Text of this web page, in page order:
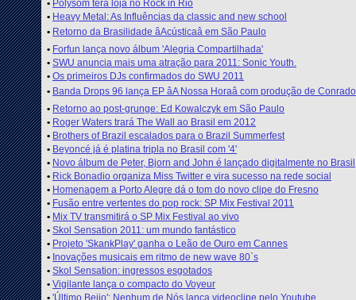
• Polysom terá loja no Rock in Rio
• Heavy Metal: As Influências da classic and new school
• Retorno da Brasilidade âAcústicaâ em São Paulo
• Forfun lança novo álbum 'Alegria Compartilhada'
• SWU anuncia mais uma atração para 2011: Sonic Youth.
• Os primeiros DJs confirmados do SWU 2011
• Banda Drops 96 lança EP âA Nossa Horaâ com produção de Conrado
• Retorno ao post-grunge: Ed Kowalczyk em São Paulo
• Roger Waters trará The Wall ao Brasil em 2012
• Brothers of Brazil escalados para o Brazil Summerfest
• Beyoncé já é platina tripla no Brasil com '4'
• Novo álbum de Peter, Bjorn and John é lançado digitalmente no Brasil
• Rick Bonadio organiza Miss Twitter e vira sucesso na rede social
• Homenagem a Porto Alegre dá o tom do novo clipe do Fresno
• Fusão entre vertentes do pop rock: SP Mix Festival 2011
• Mix TV transmitirá o SP Mix Festival ao vivo
• Skol Sensation 2011: um mundo fantástico
• Projeto 'SkankPlay' ganha o Leão de Ouro em Cannes
• Inovações musicais em ritmo de new wave 80`s
• Skol Sensation: ingressos esgotados
• Vigilante lança o compacto do Voyeur
• 'Último Beijo': Nenhum de Nós lança videoclipe pelo Youtube